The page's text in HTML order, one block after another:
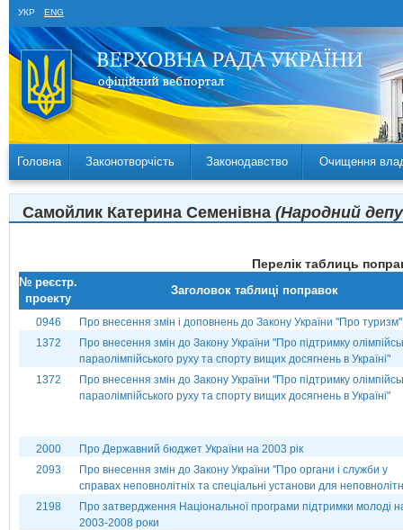
УКР ENG
Головна Законотворчість Законодавство Очищення
Самойлик Катерина Семенівна (Народний
Перелік таблиць
№ реєстр.
проекту
Заголовок таблиці поправок
0946
Про внесення змін і доповнень до Закону України ''Про туризм''
1372
Про внесення змін до Закону України "Про підтримку
параолімпійського руху та спорту вищих досягнень в Україні"
1372
Про внесення змін до Закону України "Про підтримку
параолімпійського руху та спорту вищих досягнень в Україні"
2000
Про Державний бюджет України на 2003 рік
2093
Про внесення змін до Закону України ''Про органи і служби у
справах неповнолітніх та спеціальні установи для
2198
Про затвердження Національної програми підтримки молоді
2003-2008 роки